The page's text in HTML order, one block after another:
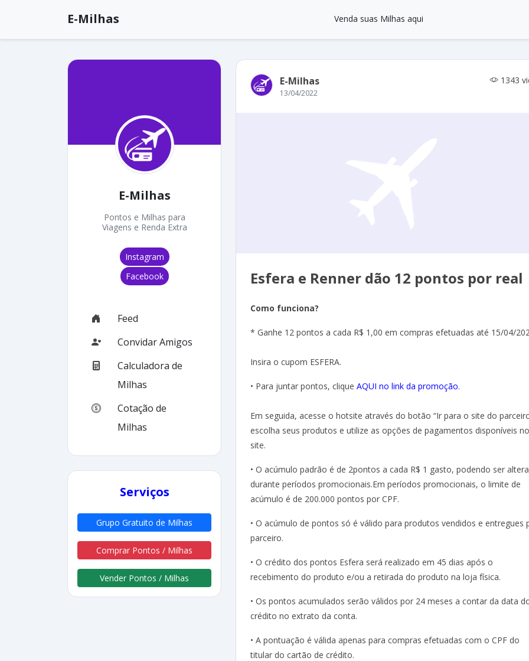
E-Milhas Venda suas Milhas aqui
E-Milhas
Pontos e Milhas para
Viagens e Renda Extra
Instagram
Facebook
Feed
Convidar Amigos
Calculadora de
Milhas
Cotação de
Milhas
Serviços
Grupo Gratuito de Milhas
Comprar Pontos / Milhas
Vender Pontos / Milhas
E-Milhas 1343
13/04/2022
Esfera e Renner dão 12 pontos por real
Como funciona?
* Ganhe 12 pontos a cada R$ 1,00 em compras efetuadas até 15/04/
Insira o cupom ESFERA.
• Para juntar pontos, clique AQUI no link da promoção.
Em seguida, acesse o hotsite através do botão “Ir para o site do
escolha seus produtos e utilize as opções de pagamentos disponíveis no
site.
• O acúmulo padrão é de 2pontos a cada R$ 1 gasto, podendo ser
durante períodos promocionais.Em períodos promocionais, o limite de
acúmulo é de 200.000 pontos por CPF.
• O acúmulo de pontos só é válido para produtos vendidos e entregues
parceiro.
• O crédito dos pontos Esfera será realizado em 45 dias após o
recebimento do produto e/ou a retirada do produto na loja física.
• Os pontos acumulados serão válidos por 24 meses a contar da data
crédito no extrato da conta.
• A pontuação é válida apenas para compras efetuadas com o CPF do
titular do cartão de crédito.